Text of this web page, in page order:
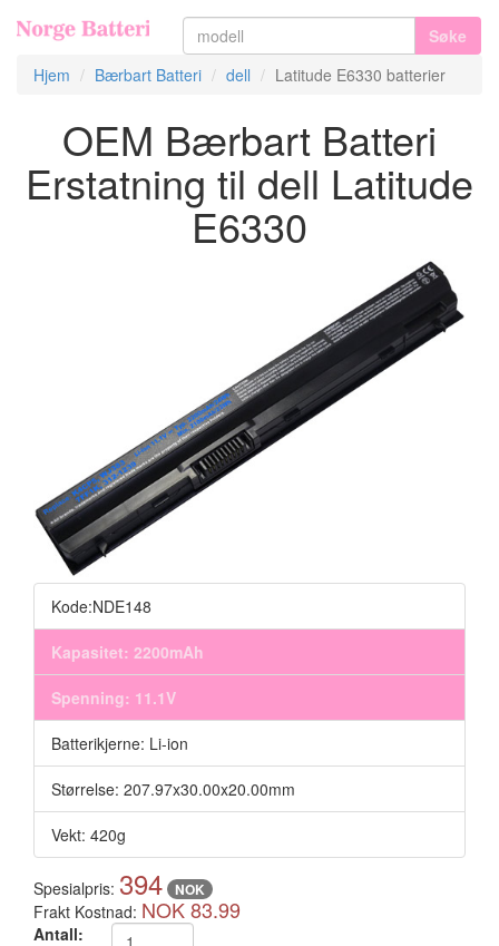
Søke
Hjem
Bærbart Batteri dell Latitude E6330 batterier
OEM Bærbart Batteri
Erstatning til dell Latitude
E6330
Kode:NDE148
Kapasitet: 2200mAh
Spenning: 11.1V
Batterikjerne: Li-ion
Størrelse: 207.97x30.00x20.00mm
Vekt: 420g
Spesialpris: 394 NOK
Frakt Kostnad: NOK 83.99
Antall: